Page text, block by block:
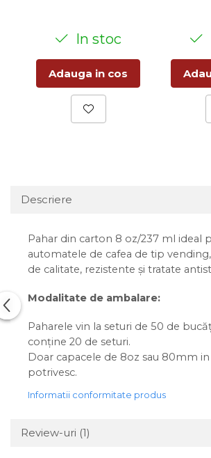
In stoc
Adauga in cos
Descriere
Pahar din carton 8 oz/237 ml ideal
automatele de cafea de tip
de calitate, rezistente și tratate
Modalitate de ambalare:
Paharele vin la seturi de 50 de
conține 20 de seturi.
Doar capacele de 8oz sau 80mm
potrivesc.
Informatii conformitate produs
Review-uri (1)